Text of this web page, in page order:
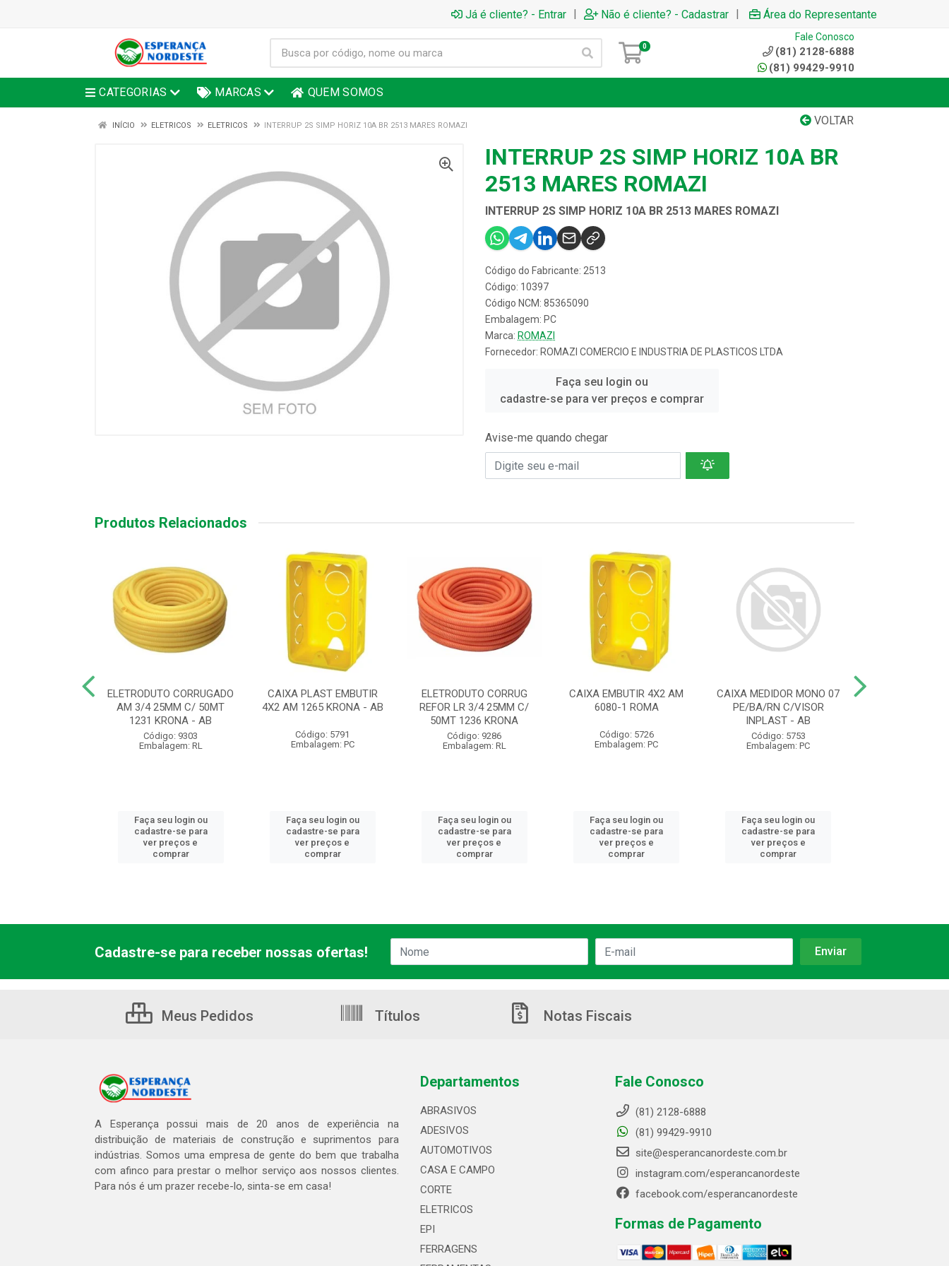
Já é cliente? - Entrar | Não é cliente? - Cadastrar | Área do Representante
0
Fale Conosco
(81) 2128-6888
(81) 99429-9910
CATEGORIAS MARCAS QUEM SOMOS
VOLTAR
INÍCIO ELETRICOS ELETRICOS INTERRUP 2S SIMP HORIZ 10A BR 2513 MARES ROMAZI
INTERRUP 2S SIMP HORIZ 10A BR
2513 MARES ROMAZI
INTERRUP 2S SIMP HORIZ 10A BR 2513 MARES ROMAZI
Código do Fabricante: 2513
Código: 10397
Código NCM: 85365090
Embalagem: PC
Marca: ROMAZI
Fornecedor: ROMAZI COMERCIO E INDUSTRIA DE PLASTICOS LTDA
Faça seu login ou
cadastre-se para ver preços e comprar
Avise-me quando chegar
Produtos Relacionados
ELETRODUTO CORRUGADO
AM 3/4 25MM C/ 50MT
1231 KRONA - AB
Código: 9303
Embalagem: RL
Faça seu login ou
cadastre-se para
ver preços e
comprar
CAIXA PLAST EMBUTIR
4X2 AM 1265 KRONA - AB
Código: 5791
Embalagem: PC
Faça seu login ou
cadastre-se para
ver preços e
comprar
ELETRODUTO CORRUG
REFOR LR 3/4 25MM C/
50MT 1236 KRONA
Código: 9286
Embalagem: RL
Faça seu login ou
cadastre-se para
ver preços e
comprar
CAIXA EMBUTIR 4X2 AM
6080-1 ROMA
Código: 5726
Embalagem: PC
Faça seu login ou
cadastre-se para
ver preços e
comprar
CAIXA MEDIDOR MONO 07
PE/BA/RN C/VISOR
INPLAST - AB
Código: 5753
Embalagem: PC
Faça seu login ou
cadastre-se para
ver preços e
comprar
Cadastre-se para receber nossas ofertas!
Meus Pedidos Títulos Notas Fiscais
A Esperança possui mais de 20 anos de experiência na
distribuição de materiais de construção e suprimentos para
indústrias. Somos uma empresa de gente do bem que trabalha
com afinco para prestar o melhor serviço aos nossos clientes.
Para nós é um prazer recebe-lo, sinta-se em casa!
Departamentos
ABRASIVOS
ADESIVOS
AUTOMOTIVOS
CASA E CAMPO
CORTE
ELETRICOS
EPI
FERRAGENS
Fale Conosco
(81) 2128-6888
(81) 99429-9910
site@esperancanordeste.com.br
instagram.com/esperancanordeste
facebook.com/esperancanordeste
Formas de Pagamento